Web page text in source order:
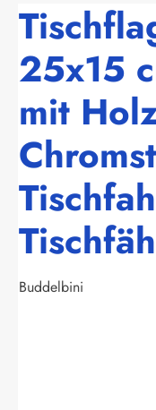
25x15
mit
Buddelbini